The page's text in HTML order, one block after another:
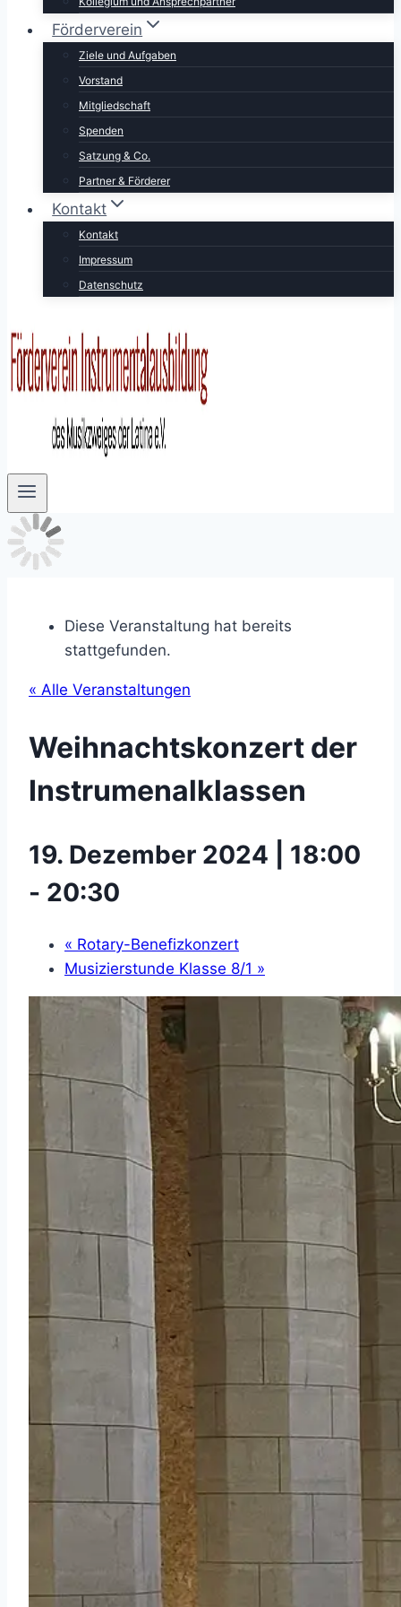
Förderverein
Ziele und Aufgaben
Vorstand
Mitgliedschaft
Spenden
Satzung & Co.
Partner & Förderer
Kontakt
Kontakt
Impressum
Datenschutz
Diese Veranstaltung hat bereits
stattgefunden.
« Alle Veranstaltungen
Weihnachtskonzert der
Instrumenalklassen
19. Dezember 2024 | 18:00
- 20:30
« Rotary-Benefizkonzert
Musizierstunde Klasse 8/1 »